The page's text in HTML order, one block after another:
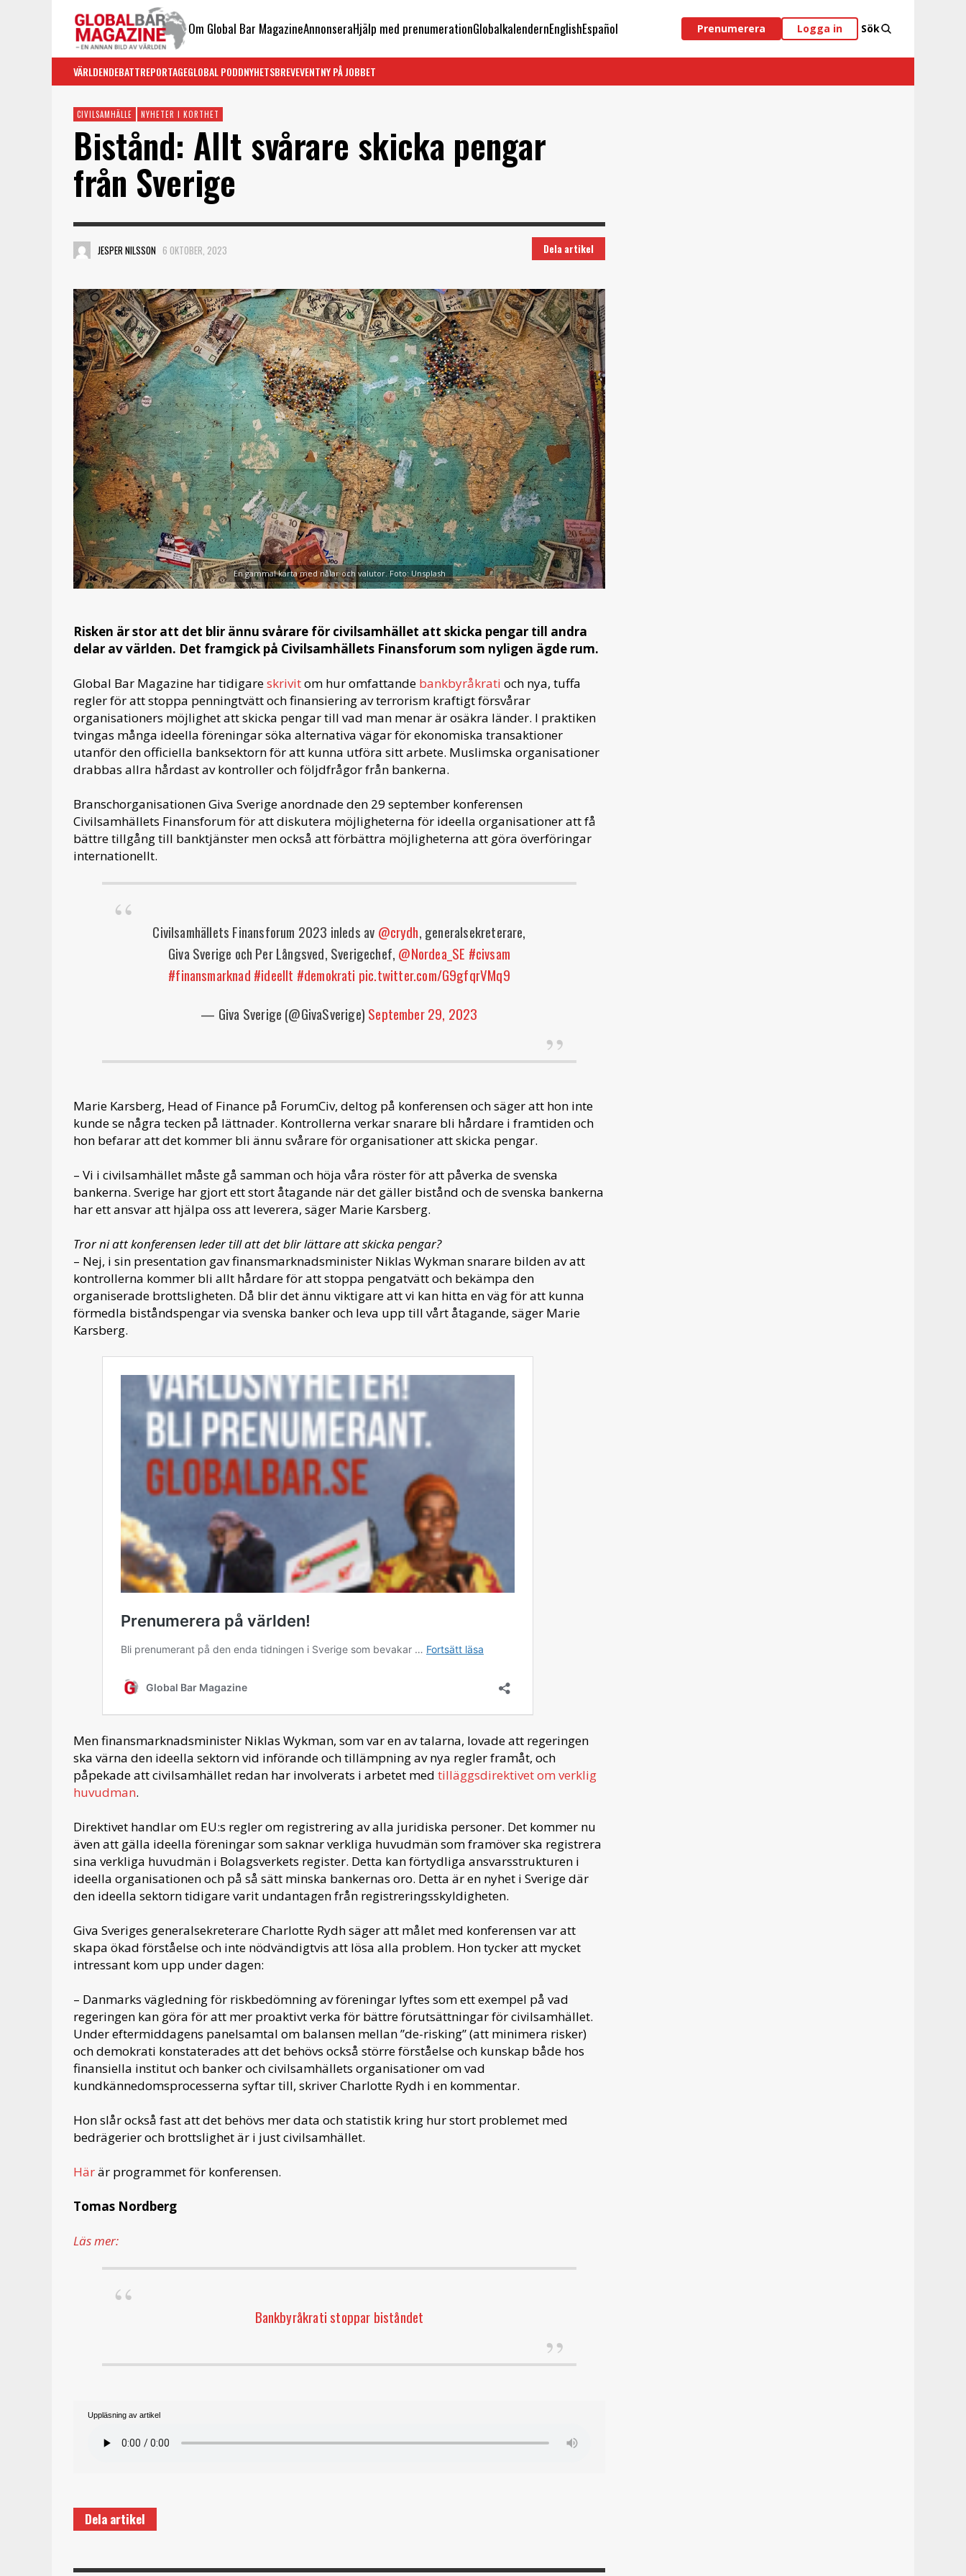
Om Global Bar MagazineAnnonseraHjälp med prenumerationGlobalkalendernEnglishEspañol Prenumerera Logga in Sök
VÄRLDENDEBATTREPORTAGEGLOBAL PODDNYHETSBREVEVENTNY PÅ JOBBET
CIVILSAMHÄLLE NYHETER I KORTHET
Bistånd: Allt svårare skicka pengar
från Sverige
JESPER NILSSON 6 OKTOBER, 2023 Dela artikel
En gammal karta med nålar och valutor. Foto: Unsplash
Risken är stor att det blir ännu svårare för civilsamhället att skicka pengar till andra
delar av världen. Det framgick på Civilsamhällets Finansforum som nyligen ägde rum.
Global Bar Magazine har tidigareskrivitom hur omfattande bankbyråkrati och nya, tuffa
regler för att stoppa penningtvätt och finansiering av terrorism kraftigt försvårar
organisationers möjlighet att skicka pengar till vad man menar är osäkra länder. I praktiken
tvingas många ideella föreningar söka alternativa vägar för ekonomiska transaktioner
utanför den officiella banksektorn för att kunna utföra sitt arbete. Muslimska organisationer
drabbas allra hårdast av kontroller och följdfrågor från bankerna.
Branschorganisationen Giva Sverige anordnade den 29 september konferensen
Civilsamhällets Finansforum för att diskutera möjligheterna för ideella organisationer att få
bättre tillgång till banktjänster men också att förbättra möjligheterna att göra överföringar
internationellt.
Civilsamhällets Finansforum 2023 inleds av @crydh, generalsekreterare,
Giva Sverige och Per Långsved, Sverigechef, @Nordea_SE #civsam
#finansmarknad #ideellt #demokrati pic.twitter.com/G9gfqrVMq9
— Giva Sverige (@GivaSverige) September 29, 2023
Marie Karsberg, Head of Finance på ForumCiv, deltog på konferensen och säger att hon inte
kunde se några tecken på lättnader. Kontrollerna verkar snarare bli hårdare i framtiden och
hon befarar att det kommer bli ännu svårare för organisationer att skicka pengar.
– Vi i civilsamhället måste gå samman och höja våra röster för att påverka de svenska
bankerna. Sverige har gjort ett stort åtagande när det gäller bistånd och de svenska bankerna
har ett ansvar att hjälpa oss att leverera, säger Marie Karsberg.
Tror ni att konferensen leder till att det blir lättare att skicka pengar?
– Nej, i sin presentation gav finansmarknadsminister Niklas Wykman snarare bilden av att
kontrollerna kommer bli allt hårdare för att stoppa pengatvätt och bekämpa den
organiserade brottsligheten. Då blir det ännu viktigare att vi kan hitta en väg för att kunna
förmedla biståndspengar via svenska banker och leva upp till vårt åtagande, säger Marie
Karsberg.
Men finansmarknadsminister Niklas Wykman, som var en av talarna, lovade att regeringen
ska värna den ideella sektorn vid införande och tillämpning av nya regler framåt, och
påpekade att civilsamhället redan har involverats i arbetet med tilläggsdirektivet om verklig
huvudman.
Direktivet handlar om EU:s regler om registrering av alla juridiska personer. Det kommer nu
även att gälla ideella föreningar som saknar verkliga huvudmän som framöver ska registrera
sina verkliga huvudmän i Bolagsverkets register. Detta kan förtydliga ansvarsstrukturen i
ideella organisationen och på så sätt minska bankernas oro. Detta är en nyhet i Sverige där
den ideella sektorn tidigare varit undantagen från registreringsskyldigheten.
Giva Sveriges generalsekreterare Charlotte Rydh säger att målet med konferensen var att
skapa ökad förståelse och inte nödvändigtvis att lösa alla problem. Hon tycker att mycket
intressant kom upp under dagen:
– Danmarks vägledning för riskbedömning av föreningar lyftes som ett exempel på vad
regeringen kan göra för att mer proaktivt verka för bättre förutsättningar för civilsamhället.
Under eftermiddagens panelsamtal om balansen mellan ”de-risking” (att minimera risker)
och demokrati konstaterades att det behövs också större förståelse och kunskap både hos
finansiella institut och banker och civilsamhällets organisationer om vad
kundkännedomsprocesserna syftar till, skriver Charlotte Rydh i en kommentar.
Hon slår också fast att det behövs mer data och statistik kring hur stort problemet med
bedrägerier och brottslighet är i just civilsamhället.
Härär programmet för konferensen.
Tomas Nordberg
Läs mer:
Bankbyråkrati stoppar biståndet
Uppläsning av artikel
Dela artikel